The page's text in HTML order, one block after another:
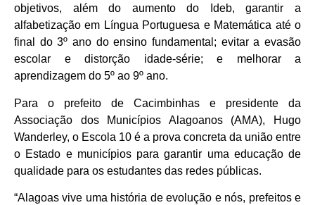
objetivos, além do aumento do Ideb, garantir a
alfabetização em Língua Portuguesa e Matemática até o
final do 3º ano do ensino fundamental; evitar a evasão
escolar e distorção idade-série; e melhorar a
aprendizagem do 5º ao 9º ano.
Para o prefeito de Cacimbinhas e presidente da
Associação dos Municípios Alagoanos (AMA), Hugo
Wanderley, o Escola 10 é a prova concreta da união entre
o Estado e municípios para garantir uma educação de
qualidade para os estudantes das redes públicas.
“Alagoas vive uma história de evolução e nós, prefeitos e